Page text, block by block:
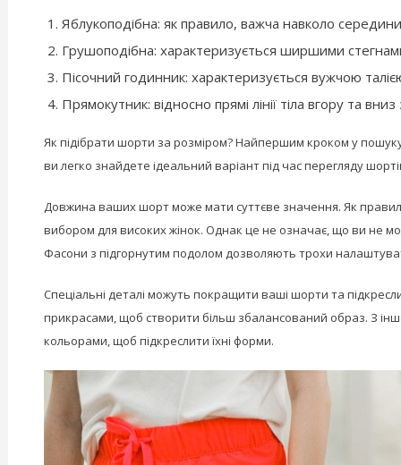
Яблукоподібна: як правило, важча навколо
Грушоподібна: характеризується ширшими
Пісочний годинник: характеризується вужчою
Прямокутник: відносно прямі лінії тіла вгору та
Як підібрати шорти за розміром? Найпершим кроком у
ви легко знайдете ідеальний варіант під час перегляду
Довжина ваших шорт може мати суттєве значення. Як
вибором для високих жінок. Однак це не означає, що ви не
Фасони з підгорнутим подолом дозволяють трохи
Спеціальні деталі можуть покращити ваші шорти та
прикрасами, щоб створити більш збалансований образ. З
кольорами, щоб підкреслити їхні форми.